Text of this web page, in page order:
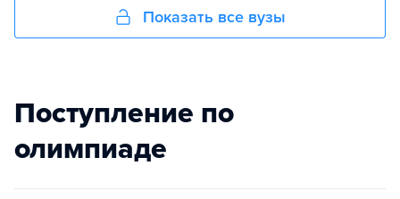
Показать все вузы
Поступление по
олимпиаде